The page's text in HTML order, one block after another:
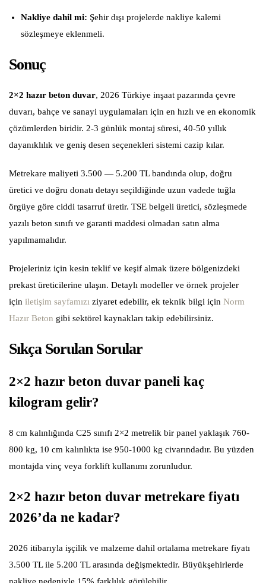
Nakliye dahil mi: Şehir dışı projelerde nakliye kalemi
sözleşmeye eklenmeli.
Sonuç
2×2 hazır beton duvar, 2026 Türkiye inşaat pazarında çevre
duvarı, bahçe ve sanayi uygulamaları için en hızlı ve en ekonomik
çözümlerden biridir. 2-3 günlük montaj süresi, 40-50 yıllık
dayanıklılık ve geniş desen seçenekleri sistemi cazip kılar.
Metrekare maliyeti 3.500 — 5.200 TL bandında olup, doğru
üretici ve doğru donatı detayı seçildiğinde uzun vadede tuğla
örgüye göre ciddi tasarruf üretir. TSE belgeli üretici, sözleşmede
yazılı beton sınıfı ve garanti maddesi olmadan satın alma
yapılmamalıdır.
Projeleriniz için kesin teklif ve keşif almak üzere bölgenizdeki
prekast üreticilerine ulaşın. Detaylı modeller ve örnek projeler
için iletişim sayfamızı ziyaret edebilir, ek teknik bilgi için Norm
Hazır Beton gibi sektörel kaynakları takip edebilirsiniz.
Sıkça Sorulan Sorular
2×2 hazır beton duvar paneli kaç
kilogram gelir?
8 cm kalınlığında C25 sınıfı 2×2 metrelik bir panel yaklaşık 760-
800 kg, 10 cm kalınlıkta ise 950-1000 kg civarındadır. Bu yüzden
montajda vinç veya forklift kullanımı zorunludur.
2×2 hazır beton duvar metrekare fiyatı
2026’da ne kadar?
2026 itibarıyla işçilik ve malzeme dahil ortalama metrekare fiyatı
3.500 TL ile 5.200 TL arasında değişmektedir. Büyükşehirlerde
nakliye nedeniyle 15% farklılık görülebilir.